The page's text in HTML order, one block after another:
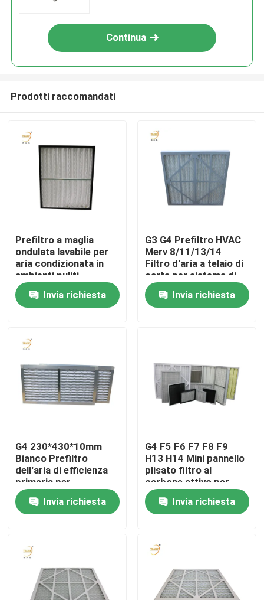
Casa
Prodotti
Circa noi
Giro della fabbrica
Controllo di qualità
Richieda una citazione
Pre filtro dell'aria
Unità di FFU
Continua
Prodotti raccomandati
Prefiltro a maglia
ondulata lavabile per
aria condizionata in
ambienti puliti
Invia richiesta
G3 G4 Prefiltro HVAC
Merv 8/11/13/14
Filtro d'aria a telaio di
carta per sistema di
condizionamento
d'aria Invia richiesta
G4 230*430*10mm
Bianco Prefiltro
dell'aria di efficienza
primaria per
condizionatore d'aria
Invia richiesta
G4 F5 F6 F7 F8 F9
H13 H14 Mini pannello
plisato filtro al
carbone attivo per
aria condizionata
domesticaInvia richiesta